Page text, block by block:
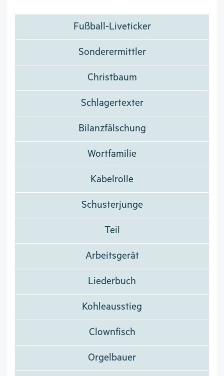
Fußball-Liveticker
Sonderermittler
Christbaum
Schlagertexter
Bilanzfälschung
Wortfamilie
Kabelrolle
Schusterjunge
Teil
Arbeitsgerät
Liederbuch
Kohleausstieg
Clownfisch
Orgelbauer